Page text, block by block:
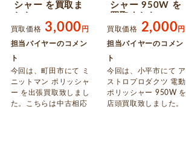
シャー を買取ま
買取価格 3,000 円
担当バイヤーのコメン
ト
今回は、町田市にて ミ
ニットマン ポリッシャ
ー を出張買取致しまし
た。こちらは中古相応
シャー 950W を
買取価格 2,000円
担当バイヤーのコメン
ト
今回は、小平市にて ア
ストロプロダクツ 電動
ポリッシャー 950W を
店頭買取致しました。